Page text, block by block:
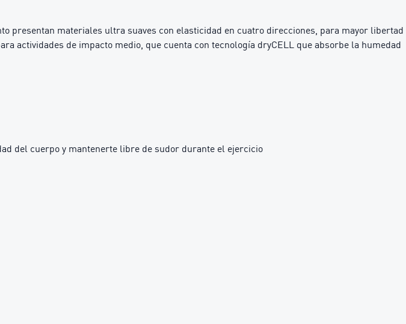
presentan materiales ultra suaves con elasticidad en cuatro direcciones, para mayor libertad
actividades de impacto medio, que cuenta con tecnología dryCELL que absorbe la humedad
del cuerpo y mantenerte libre de sudor durante el ejercicio